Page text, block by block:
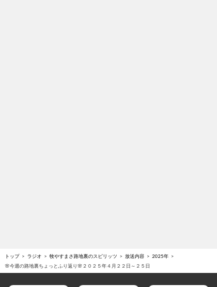
トップ ラジオ 牧やすまさ路地裏のスピリッツ 放送内容
2025年
🌸今週の路地裏ちょっとふり返り🌸２０２５年４月２２日～２５日